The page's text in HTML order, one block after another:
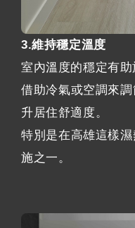
3.維持穩定溫度
室內溫度的穩定有助
借助冷氣或空調來
升居住舒適度。
特別是在高雄這樣
施之一。